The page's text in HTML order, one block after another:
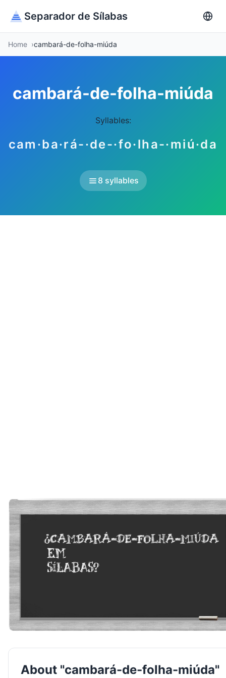
Separador de Sílabas
Home cambará-de-folha-miúda
cambará-de-folha-miúda
Syllables:
cam·ba·rá-·de-·fo·lha-·miú·da
8 syllables
About "cambará-de-folha-miúda"